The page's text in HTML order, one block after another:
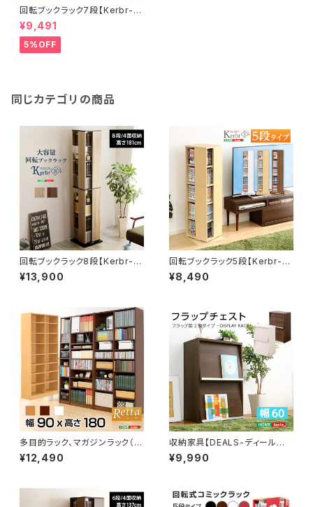
回転ブックラック7段【Kerbr-ケ
ルブル-】
¥9,491
5%OFF
同じカテゴリの商品
回転ブックラック8段【Kerbr-ケ
ルブル-】 KBR-8
¥13,900
回転ブックラック5段【Kerbr-ケ
ルブル-】 KBR-5
¥8,490
多目的ラック、マガジンラック（幅
90cm）オシャレで大容量な収
納本棚、CDやDVDラックにも｜
¥12,490
収納家具【DEALS-ディール
ズ-】 フラップ扉2枚タイプ DS
60-F2
¥9,990